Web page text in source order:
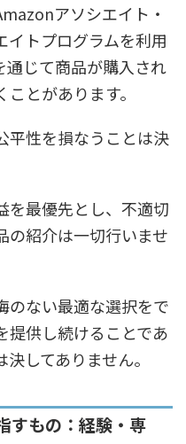
アソシエイト・
イトプログラムを利用
通じて商品が購入され
とがあります。
平性を損なうことは決
を最優先とし、不適切
の紹介は一切行いませ
のない最適な選択をで
提供し続けることであ
してありません。
すもの：経験・専